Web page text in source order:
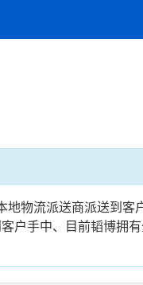
物流派送商派送到客
户手中、目前韬博拥